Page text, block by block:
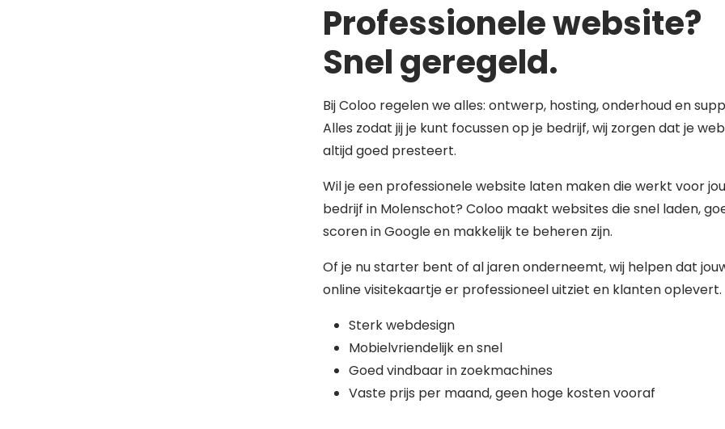
Professionele website?
Snel geregeld.
Bij Coloo regelen we alles: ontwerp, hosting, onderhoud en
Alles zodat jij je kunt focussen op je bedrijf, wij zorgen dat je
altijd goed presteert.
Wil je een professionele website laten maken die werkt voor
bedrijf in Molenschot? Coloo maakt websites die snel laden,
scoren in Google en makkelijk te beheren zijn.
Of je nu starter bent of al jaren onderneemt, wij helpen dat
online visitekaartje er professioneel uitziet en klanten oplevert.
Sterk webdesign
Mobielvriendelijk en snel
Goed vindbaar in zoekmachines
Vaste prijs per maand, geen hoge kosten vooraf